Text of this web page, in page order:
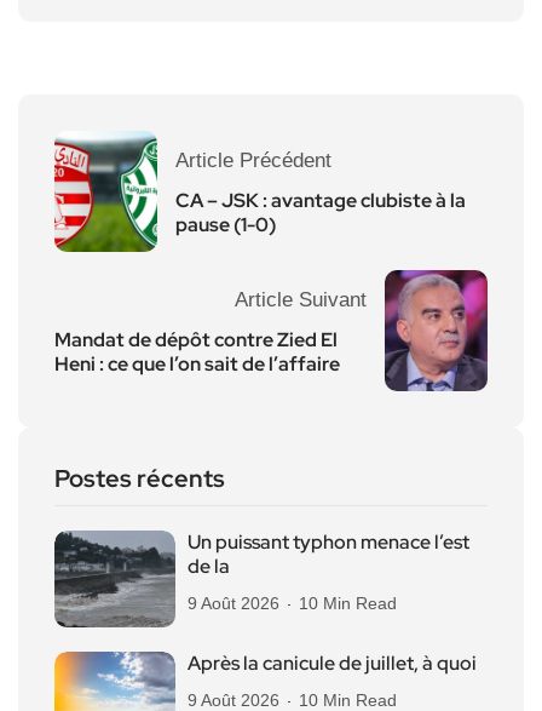
Article Précédent
CA – JSK : avantage clubiste à la
pause (1-0)
Article Suivant
Mandat de dépôt contre Zied El
Heni : ce que l’on sait de l’affaire
Postes récents
Un puissant typhon menace l’est
de la
9 Août 2026 10 Min Read
Après la canicule de juillet, à quoi
9 Août 2026 10 Min Read